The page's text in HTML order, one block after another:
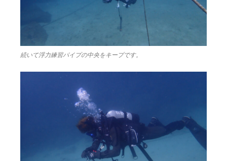
続いて浮力練習パイプの中央をキープです。